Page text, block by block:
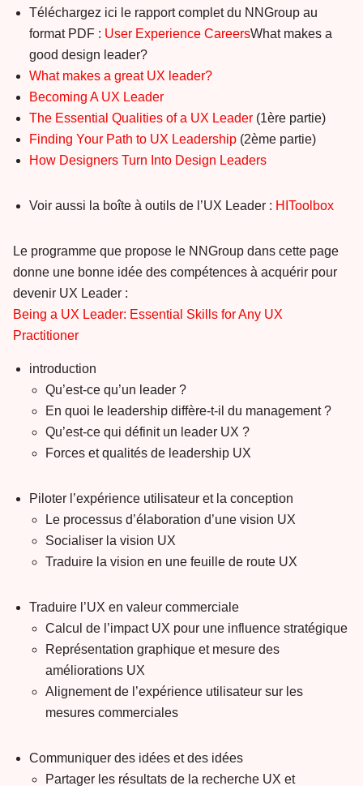
Téléchargez ici le rapport complet du NNGroup au
format PDF : User Experience CareersWhat makes a
good design leader?
What makes a great UX leader?
Becoming A UX Leader
The Essential Qualities of a UX Leader (1ère partie)
Finding Your Path to UX Leadership (2ème partie)
How Designers Turn Into Design Leaders
Voir aussi la boîte à outils de l’UX Leader : HIToolbox
Le programme que propose le NNGroup dans cette page
donne une bonne idée des compétences à acquérir pour
devenir UX Leader :
Being a UX Leader: Essential Skills for Any UX
Practitioner
introduction
Qu’est-ce qu’un leader ?
En quoi le leadership diffère-t-il du management ?
Qu’est-ce qui définit un leader UX ?
Forces et qualités de leadership UX
Piloter l’expérience utilisateur et la conception
Le processus d’élaboration d’une vision UX
Socialiser la vision UX
Traduire la vision en une feuille de route UX
Traduire l’UX en valeur commerciale
Calcul de l’impact UX pour une influence stratégique
Représentation graphique et mesure des
améliorations UX
Alignement de l’expérience utilisateur sur les
mesures commerciales
Communiquer des idées et des idées
Partager les résultats de la recherche UX et